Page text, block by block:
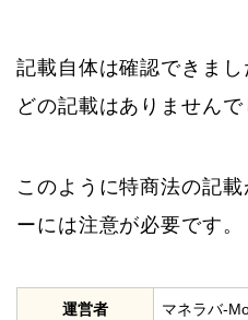
記載自体は確認できま
どの記載はありませんで
このように特商法の記
ーには注意が必要です。
運営者 マネラバ-